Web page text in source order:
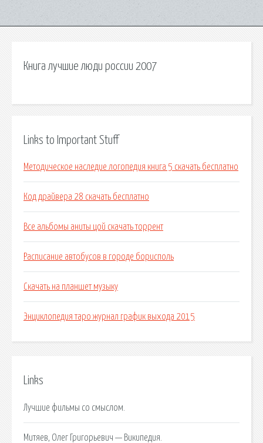
Книга лучшие люди россии 2007
Links to Important Stuff
Методическое наследие логопедия книга 5 скачать бесплатно
Код драйвера 28 скачать бесплатно
Все альбомы аниты цой скачать торрент
Расписание автобусов в городе борисполь
Скачать на планшет музыку
Энциклопедия таро журнал график выхода 2015
Links
Лучшие фильмы со смыслом.
Митяев, Олег Григорьевич — Википедия.